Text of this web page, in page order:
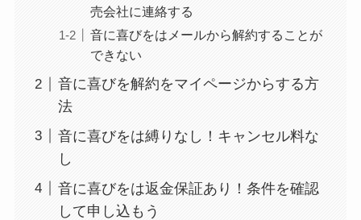
レミノの解約方法ま
とめ！最短手続きや
詳しく解説！
まとめ！電話が繋が
なにわサプリ
売会社に連絡する
音に喜びをはメールから解約することが
できない
音に喜びを解約をマイページからする方
法
音に喜びをは縛りなし！キャンセル料な
し
音に喜びをは返金保証あり！条件を確認
して申し込もう